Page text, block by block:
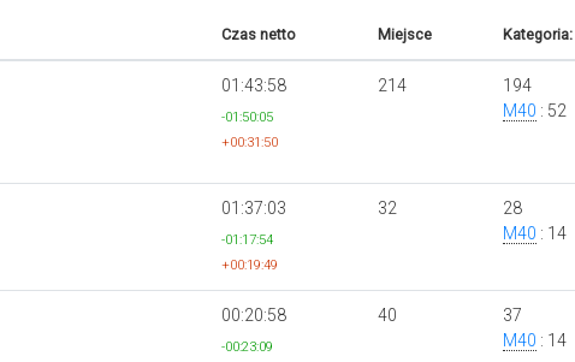
Czas netto Miejsce
01:43:58
-01:50:05
+00:31:50
214
194
M40 : 52
01:37:03
-01:17:54
+00:19:49
32
28
M40 : 14
00:20:58
-00:23:09
40
37
M40 : 14